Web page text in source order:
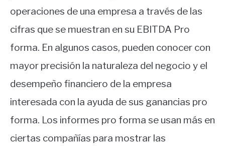
operaciones de una empresa a través de las
cifras que se muestran en su EBITDA Pro
forma. En algunos casos, pueden conocer con
mayor precisión la naturaleza del negocio y el
desempeño financiero de la empresa
interesada con la ayuda de sus ganancias pro
forma. Los informes pro forma se usan más en
ciertas compañías para mostrar las